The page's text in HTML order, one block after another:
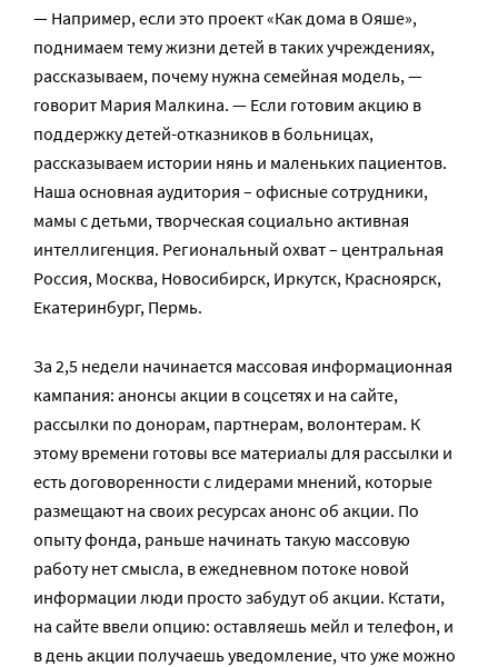
— Например, если это проект «Как дома в Ояше»,
поднимаем тему жизни детей в таких учреждениях,
рассказываем, почему нужна семейная модель, —
говорит Мария Малкина. — Если готовим акцию в
поддержку детей-отказников в больницах,
рассказываем истории нянь и маленьких пациентов.
Наша основная аудитория – офисные сотрудники,
мамы с детьми, творческая социально активная
интеллигенция. Региональный охват – центральная
Россия, Москва, Новосибирск, Иркутск, Красноярск,
Екатеринбург, Пермь.
За 2,5 недели начинается массовая информационная
кампания: анонсы акции в соцсетях и на сайте,
рассылки по донорам, партнерам, волонтерам. К
этому времени готовы все материалы для рассылки и
есть договоренности с лидерами мнений, которые
размещают на своих ресурсах анонс об акции. По
опыту фонда, раньше начинать такую массовую
работу нет смысла, в ежедневном потоке новой
информации люди просто забудут об акции. Кстати,
на сайте ввели опцию: оставляешь мейл и телефон, и
в день акции получаешь уведомление, что уже можно